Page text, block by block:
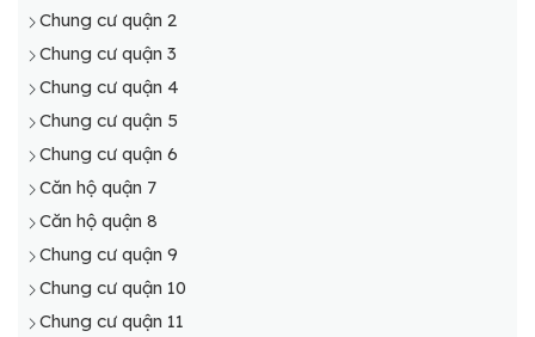
Chung cư quận 2
Chung cư quận 3
Chung cư quận 4
Chung cư quận 5
Chung cư quận 6
Căn hộ quận 7
Căn hộ quận 8
Chung cư quận 9
Chung cư quận 10
Chung cư quận 11